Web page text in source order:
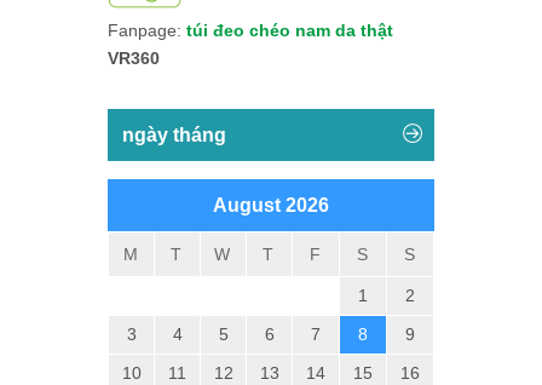
Fanpage: túi đeo chéo nam da thật
VR360
ngày tháng
August 2026
M T W T F S S
1
2
3
4 5 6 7 8
9
10
11 12 13 14 15
16